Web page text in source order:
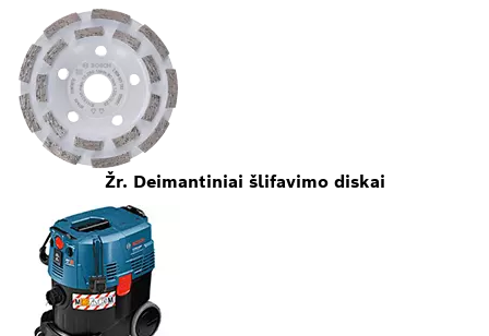
Žr. Deimantiniai šlifavimo diskai